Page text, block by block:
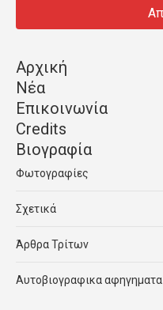
Αρχική
Νέα
Επικοινωνία
Credits
Βιογραφία
Φωτογραφίες
Σχετικά
Άρθρα Τρίτων
Αυτοβιογραφικα αφηγηματα